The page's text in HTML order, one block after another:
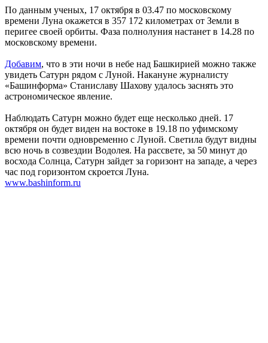
По данным ученых, 17 октября в 03.47 по московскому
времени Луна окажется в 357 172 километрах от Земли в
перигее своей орбиты. Фаза полнолуния настанет в 14.28 по
московскому времени.
Добавим, что в эти ночи в небе над Башкирией можно также
увидеть Сатурн рядом с Луной. Накануне журналисту
«Башинформа» Станиславу Шахову удалось заснять это
астрономическое явление.
Наблюдать Сатурн можно будет еще несколько дней. 17
октября он будет виден на востоке в 19.18 по уфимскому
времени почти одновременно с Луной. Светила будут видны
всю ночь в созвездии Водолея. На рассвете, за 50 минут до
восхода Солнца, Сатурн зайдет за горизонт на западе, а через
час под горизонтом скроется Луна.
www.bashinform.ru